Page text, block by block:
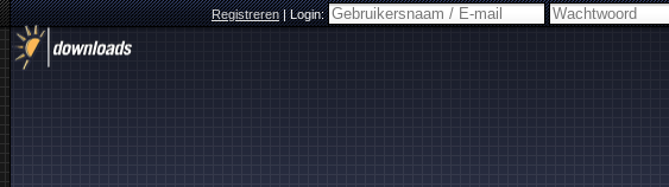
Registreren|Login: